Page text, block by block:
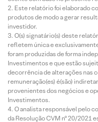
Este relatório foi elaborado
produtos de modo a gerar
investidor.
O(s) signatário(s) deste
refletem única e
foram produzidas de forma
Investimentos e que estão
decorrência de alterações nas
remuneração(es) é(são)
provenientes dos negócios e
Investimentos.
O analista responsável pelo
da Resolução CVM nº 20/2021